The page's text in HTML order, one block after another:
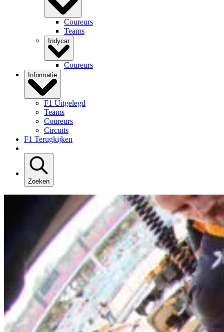
Coureurs
Teams
Indycar
Coureurs
Informatie
F1 Uitgelegd
Teams
Coureurs
Circuits
F1 Terugkijken
Zoeken